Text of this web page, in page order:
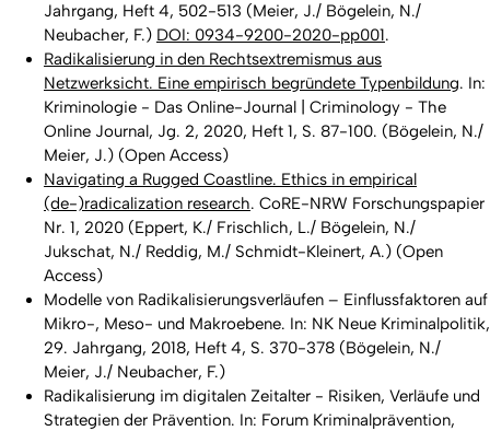
Jahrgang, Heft 4, 502-513 (Meier, J./ Bögelein, N./
Neubacher, F.) DOI: 0934-9200-2020-pp001.
Radikalisierung in den Rechtsextremismus aus
Netzwerksicht. Eine empirisch begründete Typenbildung. In:
Kriminologie - Das Online-Journal | Criminology - The
Online Journal, Jg. 2, 2020, Heft 1, S. 87-100. (Bögelein, N./
Meier, J.) (Open Access)
Navigating a Rugged Coastline. Ethics in empirical
(de-)radicalization research. CoRE-NRW Forschungspapier
Nr. 1, 2020 (Eppert, K./ Frischlich, L./ Bögelein, N./
Jukschat, N./ Reddig, M./ Schmidt-Kleinert, A.) (Open
Access)
Modelle von Radikalisierungsverläufen – Einflussfaktoren auf
Mikro-, Meso- und Makroebene. In: NK Neue Kriminalpolitik,
29. Jahrgang, 2018, Heft 4, S. 370-378 (Bögelein, N./
Meier, J./ Neubacher, F.)
Radikalisierung im digitalen Zeitalter - Risiken, Verläufe und
Strategien der Prävention. In: Forum Kriminalprävention,